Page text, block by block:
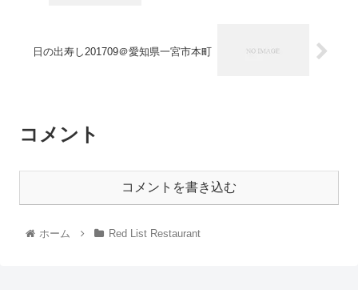
日の出寿し201709＠愛知県一宮市本町
コメント
コメントを書き込む
ホーム Red List Restaurant